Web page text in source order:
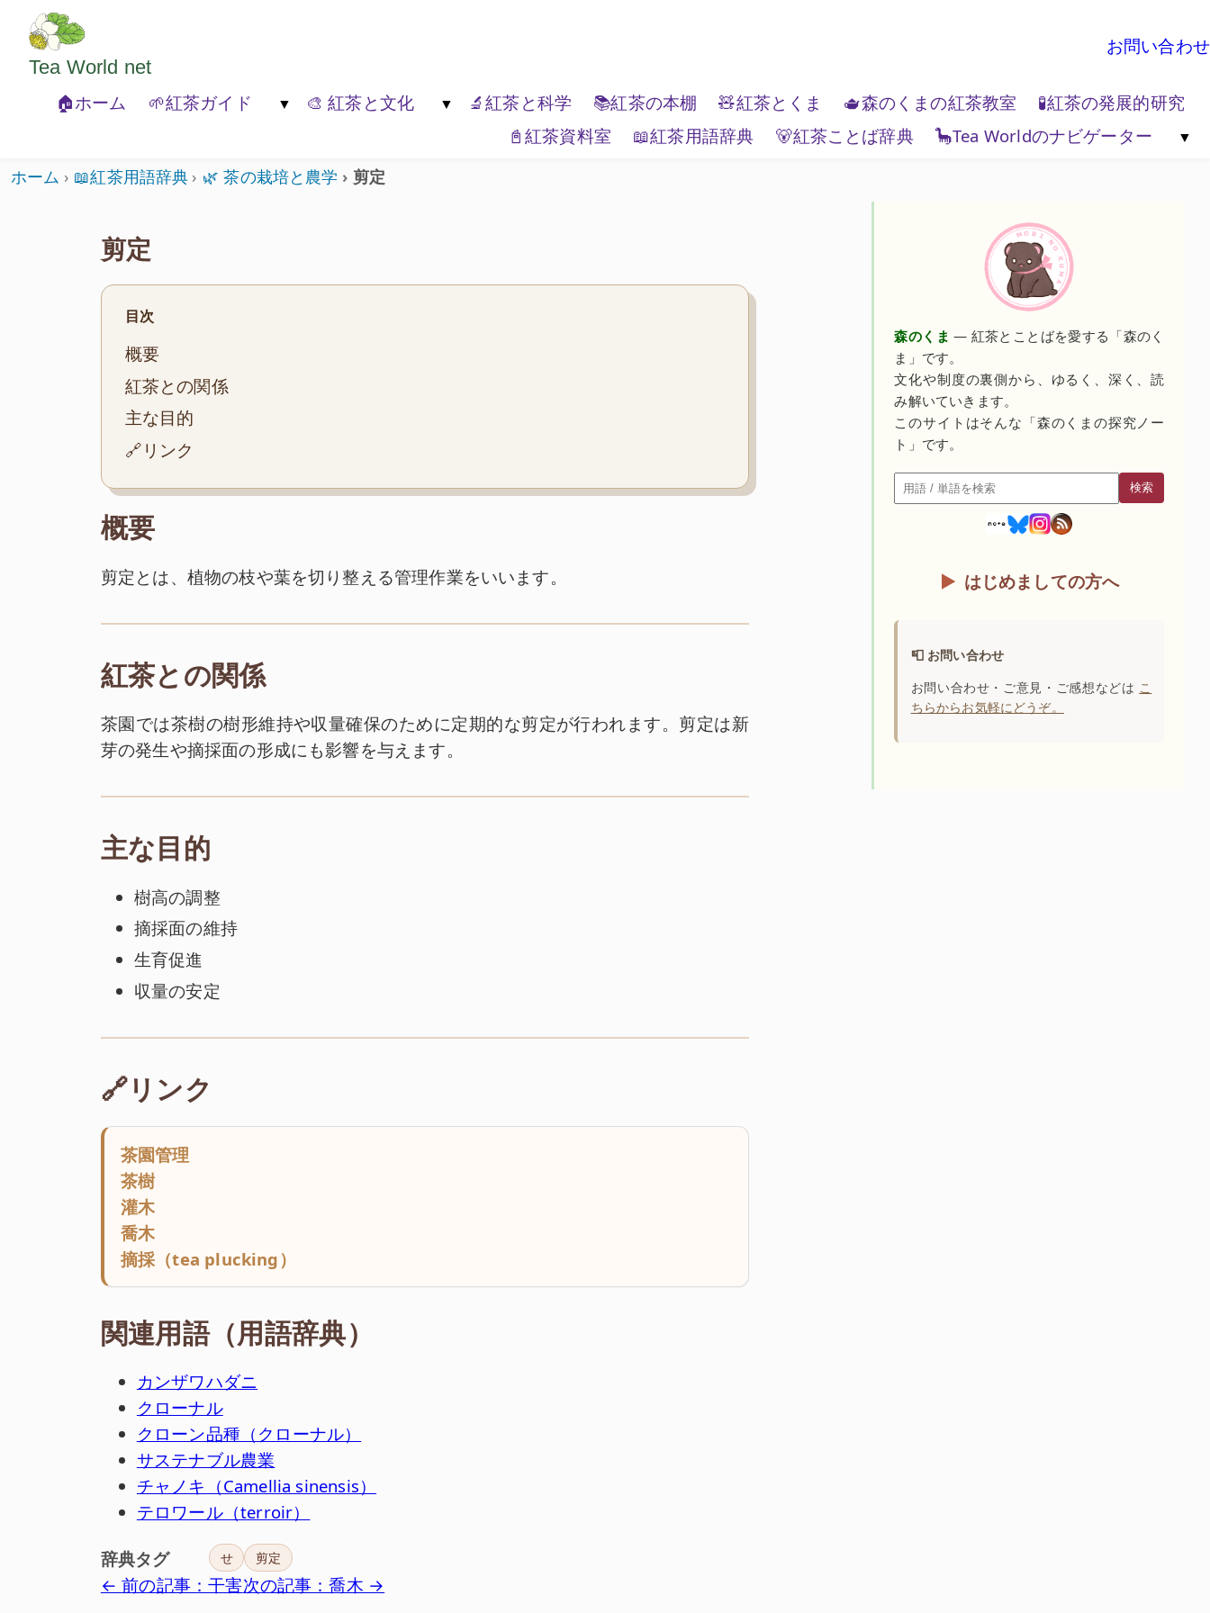
ようこそいらっしゃいました。どうぞごゆっくり楽しんでください。
Tea World net
お問い合わせ
🏠ホーム
🌱紅茶ガイド
🏔️エリアティー 📦ティーブランド
🎨 紅茶と文化
🎭紅茶と表現 🌏紅茶と世界 🗺️紅茶と地政学
🔬紅茶と科学 📚紅茶の本棚 🧸紅茶とくま 🫖森のくまの紅茶教室
🧪紅茶の発展的研究
📓紅茶資料室
📖紅茶用語辞典 🐻紅茶ことば辞典
🦕Tea Worldのナビゲーター
ホーム 📖紅茶用語辞典 🌿 茶の栽培と農学 剪定
剪定
目次
概要
紅茶との関係
主な目的
🔗リンク
概要
剪定とは、植物の枝や葉を切り整える管理作業をいいます。
紅茶との関係
茶園では茶樹の樹形維持や収量確保のために定期的な剪定が行われます。剪定は新
芽の発生や摘採面の形成にも影響を与えます。
主な目的
樹高の調整
摘採面の維持
生育促進
収量の安定
🔗リンク
茶園管理
茶樹
灌木
喬木
摘採（tea plucking）
関連用語（用語辞典）
カンザワハダニ
クローナル
クローン品種（クローナル）
サステナブル農業
チャノキ（Camellia sinensis）
テロワール（terroir）
辞典タグ せ 剪定
← 前の記事：干害次の記事：喬木 →
森のくま — 紅茶とことばを愛する「森のく
ま」です。
文化や制度の裏側から、ゆるく、深く、読
み解いていきます。
このサイトはそんな「森のくまの探究ノー
ト」です。
検索
検索
はじめましての方へ
📮 お問い合わせ
お問い合わせ・ご意見・ご感想などは こ
ちらからお気軽にどうぞ。